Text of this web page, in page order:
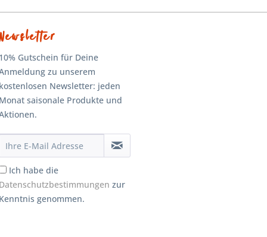
10% Gutschein für Deine
zu unserem
kostenlosen Newsletter: jeden
Monat saisonale Produkte und
Ich habe die
Datenschutzbestimmungen zur
Kenntnis genommen.